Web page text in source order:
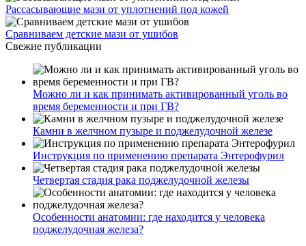
Рассасывающие мази от уплотнений под кожей
Сравниваем детские мази от ушибов
Свежие публикации
Можно ли и как принимать активированный уголь во
время беременности и при ГВ?
Камни в желчном пузыре и поджелудочной железе
Инструкция по применению препарата Энтерофурил
Четвертая стадия рака поджелудочной железы
Особенности анатомии: где находится у человека
поджелудочная железа?